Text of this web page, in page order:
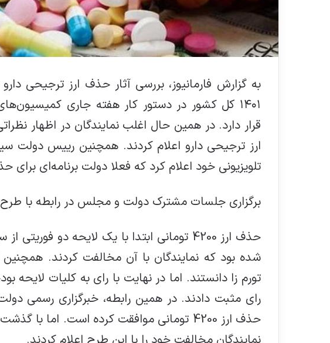
به گزارش فارمانیوز، بررسی آثار حذف ارز ترجیحی
۱۴۰۱ کل کشور در دستور کار هفته جاری
قرار دارد. در همین حال اغلب نمایندگان در اظهار
ارز ترجیحی دارو اعلام کردند. همچنین رییس دولت
تلویزیونی خود اعلام کرد که فعلا دولت برنامه‌ای برای
برگزاری جلسات مشترک دولت و مجلس در رابطه با
حذف ارز 4200 تومانی ابتدا با یک لایحه دو
شده بود که نمایندگان با آن مخالفت کردند. همچنین
رای مثبت دادند. در همین رابطه، خبرگزاری رسمی
حذف ارز 4200 تومانی موافقت کرده است. اما